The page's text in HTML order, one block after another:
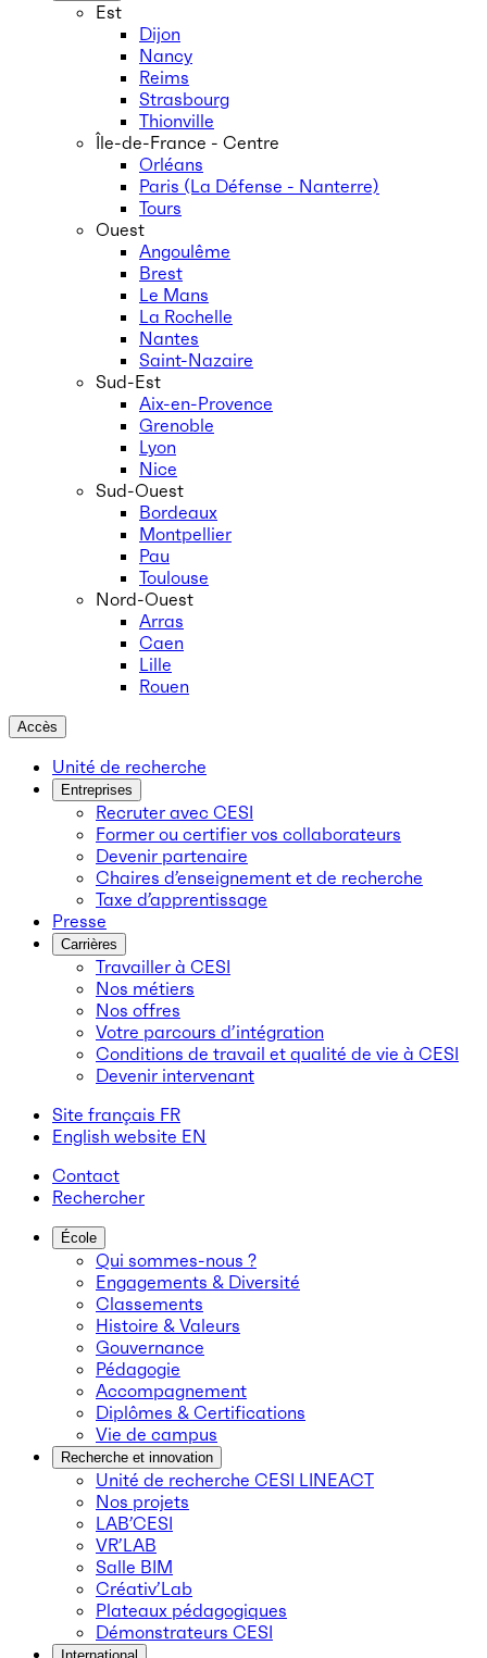
Est
Dijon
Nancy
Reims
Strasbourg
Thionville
Île-de-France - Centre
Orléans
Paris (La Défense - Nanterre)
Tours
Ouest
Angoulême
Brest
Le Mans
La Rochelle
Nantes
Saint-Nazaire
Sud-Est
Aix-en-Provence
Grenoble
Lyon
Nice
Sud-Ouest
Bordeaux
Montpellier
Pau
Toulouse
Nord-Ouest
Arras
Caen
Lille
Rouen
Accès
Unité de recherche
Entreprises
Recruter avec CESI
Former ou certifier vos collaborateurs
Devenir partenaire
Chaires d’enseignement et de recherche
Taxe d’apprentissage
Presse
Carrières
Travailler à CESI
Nos métiers
Nos offres
Votre parcours d’intégration
Conditions de travail et qualité de vie à CESI
Devenir intervenant
Site français FR
English website EN
Contact
Rechercher
École
Qui sommes-nous ?
Engagements & Diversité
Classements
Histoire & Valeurs
Gouvernance
Pédagogie
Accompagnement
Diplômes & Certifications
Vie de campus
Recherche et innovation
Unité de recherche CESI LINEACT
Nos projets
LAB’CESI
VR’LAB
Salle BIM
Créativ’Lab
Plateaux pédagogiques
Démonstrateurs CESI